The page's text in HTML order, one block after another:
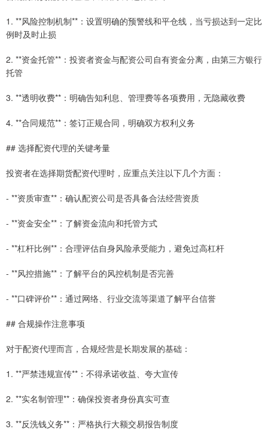
1. **风险控制机制**：设置明确的预警线和平仓线，当亏损达到一定比
例时及时止损
2. **资金托管**：投资者资金与配资公司自有资金分离，由第三方银行
托管
3. **透明收费**：明确告知利息、管理费等各项费用，无隐藏收费
4. **合同规范**：签订正规合同，明确双方权利义务
## 选择配资代理的关键考量
投资者在选择期货配资代理时，应重点关注以下几个方面：
- **资质审查**：确认配资公司是否具备合法经营资质
- **资金安全**：了解资金流向和托管方式
- **杠杆比例**：合理评估自身风险承受能力，避免过高杠杆
- **风控措施**：了解平台的风控机制是否完善
- **口碑评价**：通过网络、行业交流等渠道了解平台信誉
## 合规操作注意事项
对于配资代理而言，合规经营是长期发展的基础：
1. **严禁违规宣传**：不得承诺收益、夸大宣传
2. **实名制管理**：确保投资者身份真实可查
3. **反洗钱义务**：严格执行大额交易报告制度